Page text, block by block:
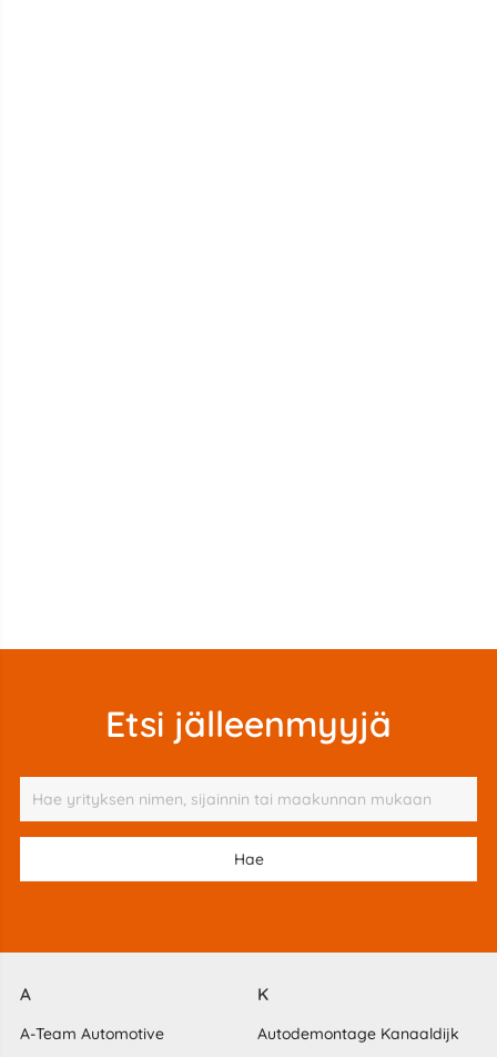
Etsi jälleenmyyjä
A
A-Team Automotive
K
Autodemontage Kanaaldijk